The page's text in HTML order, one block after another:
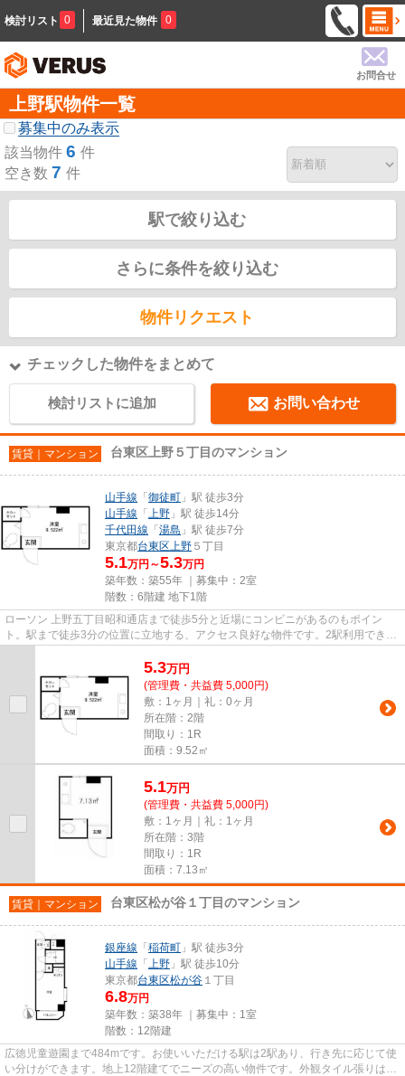
検討リスト 0 最近見た物件 0
お問合せ
上野駅物件一覧
募集中のみ表示
該当物件 6 件
空き数 7 件
駅で絞り込む
さらに条件を絞り込む
物件リクエスト
チェックした物件をまとめて
検討リストに追加 お問い合わせ
賃貸｜マンション 台東区上野５丁目のマンション
山手線 「 御徒町 」駅 徒歩3分
山手線 「 上野 」駅 徒歩14分
千代田線 「 湯島 」駅 徒歩7分
東京都台東区上野 ５丁目
5.1万円～5.3万円
築年数：築55年 ｜募集中： 2室
階数：6階建 地下1階
ローソン 上野五丁目昭和通店まで徒歩5分と近場にコンビニがあるのもポイン
ト。駅まで徒歩3分の位置に立地する、アクセス良好な物件です。2駅利用できる
5.3万円
(管理費・共益費 5,000円)
敷：1ヶ月｜礼：0ヶ月
所在階：2階
間取り：1R
面積：9.52㎡
5.1万円
(管理費・共益費 5,000円)
敷：1ヶ月｜礼：1ヶ月
所在階：3階
間取り：1R
面積：7.13㎡
賃貸｜マンション 台東区松が谷１丁目のマンション
銀座線 「 稲荷町 」駅 徒歩3分
山手線 「 上野 」駅 徒歩10分
東京都台東区松が谷 １丁目
6.8万円
築年数：築38年 ｜募集中： 1室
階数：12階建
広徳児童遊園まで484mです。お使いいただける駅は2駅あり、行き先に応じて使
い分けができます。地上12階建てでニーズの高い物件です。外観タイル張りは、